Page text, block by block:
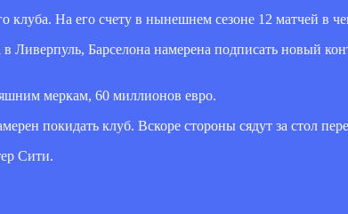
клуба. На его счету в нынешнем сезоне 12 матчей в
Барселона намерена подписать новый
меркам, 60 миллионов евро.
покидать клуб. Вскоре стороны сядут за стол
Сити.